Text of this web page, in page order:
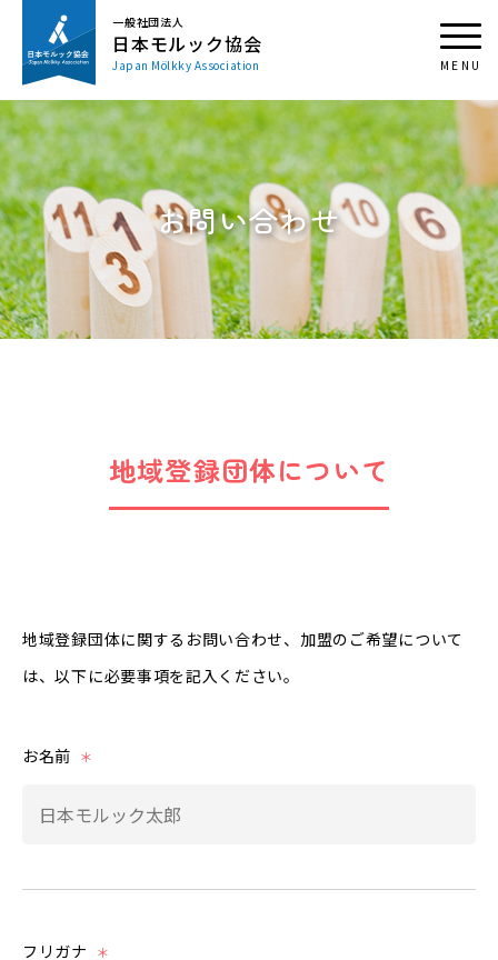
一般社団法人
日本モルック協会
Japan Mölkky Association
お問い合わせ
地域登録団体について
地域登録団体に関するお問い合わせ、加盟のご希望について
は、以下に必要事項を記入ください。
お名前 ＊
フリガナ ＊